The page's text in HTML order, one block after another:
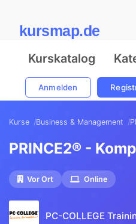
kursmap.de
Kurskatalog
Anmelden
Kurse Business & Management
PRINCE2® -
Vor Ort Online
PC-COLLEGE